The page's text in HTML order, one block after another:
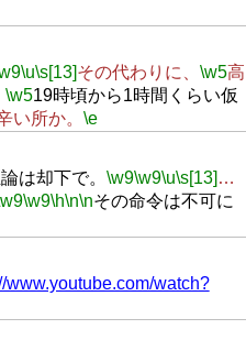
\u\s[13]その代わりに、 \w5高
\w519時頃から1時間くらい仮
い所か。 \e
は却下で。 \w9\w9\u\s[13] …
\w9\h\n\nその命令は不可に
www.youtube.com/watch?